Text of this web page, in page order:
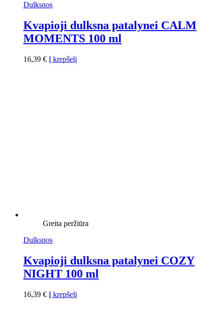
Dulksnos
Kvapioji dulksna patalynei CALM
MOMENTS 100 ml
16,39 € Į krepšelį
Greita peržiūra
Dulksnos
Kvapioji dulksna patalynei COZY
NIGHT 100 ml
16,39 € Į krepšelį